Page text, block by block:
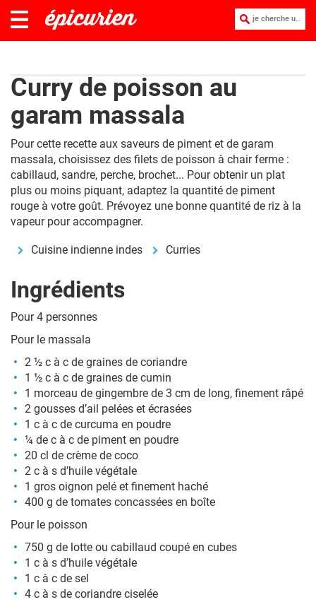
je cherche une recette :
Curry de poisson au
garam massala
Pour cette recette aux saveurs de piment et de garam
massala, choisissez des filets de poisson à chair ferme :
cabillaud, sandre, perche, brochet... Pour obtenir un plat
plus ou moins piquant, adaptez la quantité de piment
rouge à votre goût. Prévoyez une bonne quantité de riz à la
vapeur pour accompagner.
Cuisine indienne indes Curries
Ingrédients
Pour 4 personnes
Pour le massala
2 ½ c à c de graines de coriandre
1 ½ c à c de graines de cumin
1 morceau de gingembre de 3 cm de long, finement râpé
2 gousses d’ail pelées et écrasées
1 c à c de curcuma en poudre
¼ de c à c de piment en poudre
20 cl de crème de coco
2 c à s d’huile végétale
1 gros oignon pelé et finement haché
400 g de tomates concassées en boîte
Pour le poisson
750 g de lotte ou cabillaud coupé en cubes
1 c à s d’huile végétale
1 c à c de sel
4 c à s de coriandre ciselée